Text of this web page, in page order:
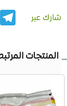
شارك عبر
المنتجات